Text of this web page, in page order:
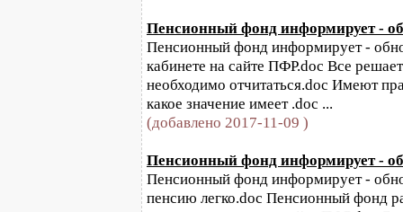
Пенсионный фонд информирует -
Пенсионный фонд информирует -
кабинете на сайте ПФР.doc Все
необходимо отчитаться.doc Имеют
какое значение имеет .doc ...
(добавлено 2017-11-09 )
Пенсионный фонд информирует -
Пенсионный фонд информирует -
пенсию легко.doc Пенсионный фонд